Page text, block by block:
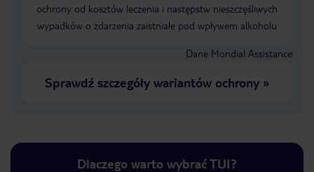
ochrony od kosztów leczenia i następstw nieszczęśliwych
wypadków o zdarzenia zaistniałe pod wpływem alkoholu
Dane Mondial Assistance
Sprawdź szczegóły wariantów ochrony»
Dlaczego warto wybrać TUI?